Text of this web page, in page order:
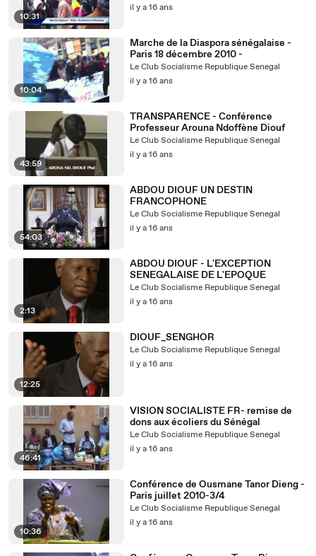
10:31
il y a 16 ans
10:04
Marche de la Diaspora sénégalaise -
Paris 18 décembre 2010 -
Le Club Socialisme Republique Senegal
il y a 16 ans
43:59
TRANSPARENCE - Conférence
Professeur Arouna Ndoffène Diouf
Le Club Socialisme Republique Senegal
il y a 16 ans
54:03
ABDOU DIOUF UN DESTIN
FRANCOPHONE
Le Club Socialisme Republique Senegal
il y a 16 ans
2:13
ABDOU DIOUF - L'EXCEPTION
SENEGALAISE DE L'EPOQUE
Le Club Socialisme Republique Senegal
il y a 16 ans
12:25
DIOUF_SENGHOR
Le Club Socialisme Republique Senegal
il y a 16 ans
46:41
VISION SOCIALISTE FR- remise de
dons aux écoliers du Sénégal
Le Club Socialisme Republique Senegal
il y a 16 ans
10:36
Conférence de Ousmane Tanor Dieng -
Paris juillet 2010-3/4
Le Club Socialisme Republique Senegal
il y a 16 ans